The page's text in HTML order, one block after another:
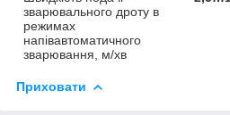
зварювального дроту в
режимах
напівавтоматичного
зварювання, м/хв
Приховати